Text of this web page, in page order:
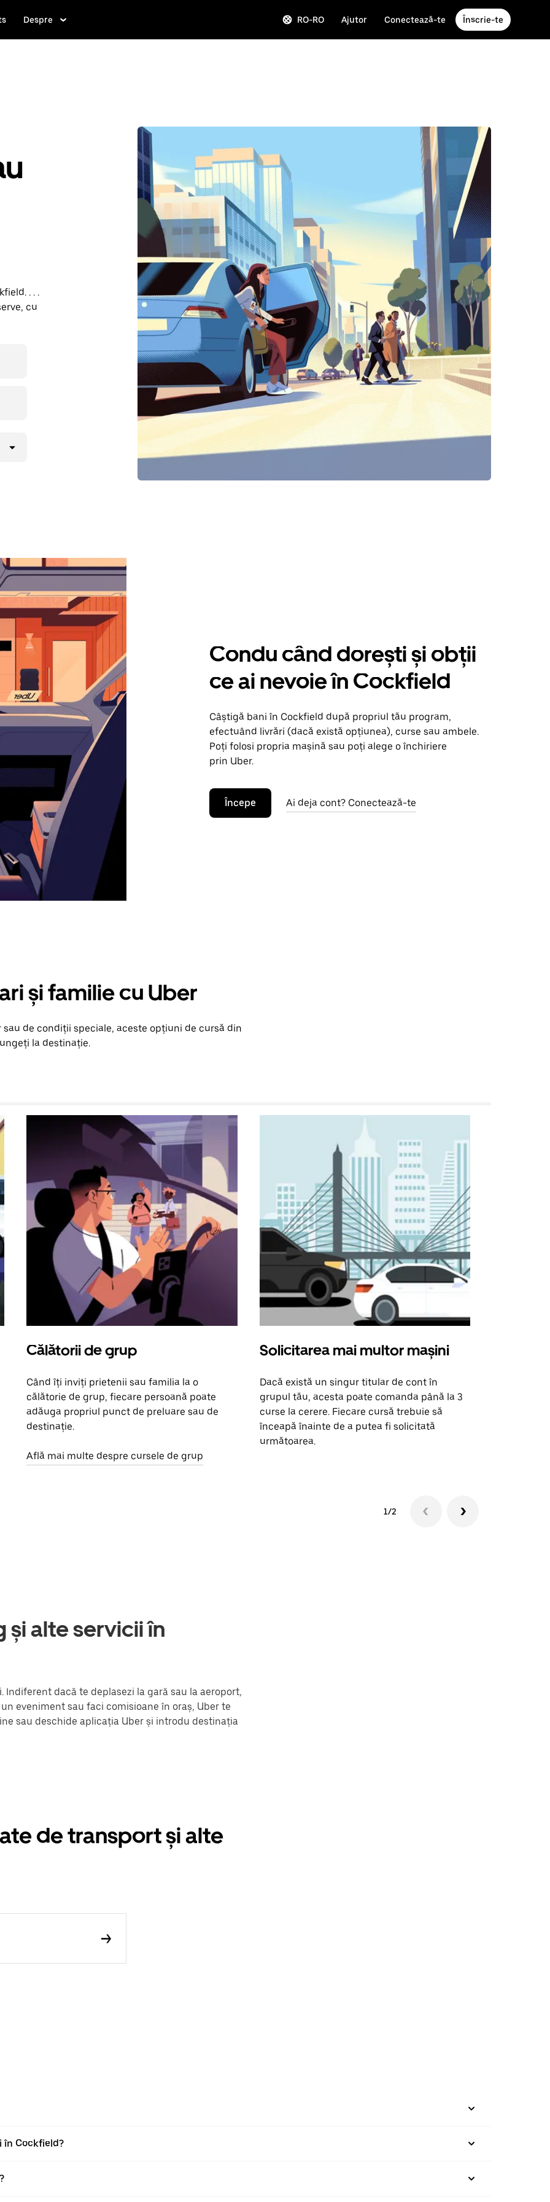
Despre RO-RO Ajutor Conectează-te Înscrie-te
. . .
cu
Condu când dorești și obții
ce ai nevoie în Cockfield
Câștigă bani în Cockfield după propriul tău program,
efectuând livrări (dacă există opțiunea), curse sau ambele.
Poți folosi propria mașină sau poți alege o închiriere
prin Uber.
Începe Ai deja cont? Conectează-te
și familie cu Uber
de condiții speciale, aceste opțiuni de cursă din
la destinație.
Călătorii de grup
Când îți inviți prietenii sau familia la o
călătorie de grup, fiecare persoană poate
adăuga propriul punct de preluare sau de
destinație.
Află mai multe despre cursele de grup
Solicitarea mai multor mașini
Dacă există un singur titular de cont în
grupul tău, acesta poate comanda până la 3
curse la cerere. Fiecare cursă trebuie să
înceapă înainte de a putea fi solicitată
următoarea.
1/2
și alte servicii în
Indiferent dacă te deplasezi la gară sau la aeroport,
eveniment sau faci comisioane în oraș, Uber te
sau deschide aplicația Uber și introdu destinația
de transport și alte
în Cockfield?